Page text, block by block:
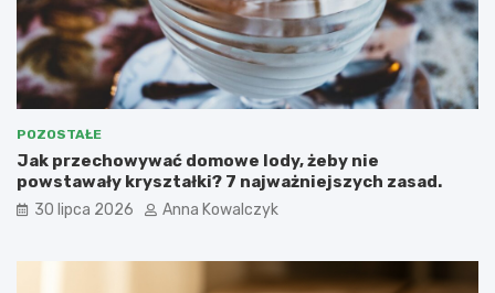
POZOSTAŁE
Jak przechowywać domowe lody, żeby nie
powstawały kryształki? 7 najważniejszych zasad.
30 lipca 2026 Anna Kowalczyk